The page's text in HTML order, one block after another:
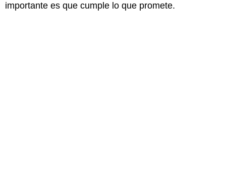
importante es que cumple lo que promete.